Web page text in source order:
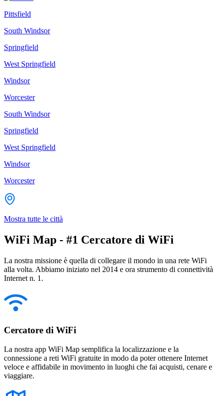
Pittsfield
South Windsor
Springfield
West Springfield
Windsor
Worcester
South Windsor
Springfield
West Springfield
Windsor
Worcester
Mostra tutte le città
WiFi Map - #1 Cercatore di WiFi
La nostra missione è quella di collegare il mondo in una rete WiFi
alla volta. Abbiamo iniziato nel 2014 e ora strumento di connettività
Internet n. 1.
Cercatore di WiFi
La nostra app WiFi Map semplifica la localizzazione e la
connessione a reti WiFi gratuite in modo da poter ottenere Internet
veloce e affidabile in movimento in luoghi che fai acquisti, cenare e
viaggiare.